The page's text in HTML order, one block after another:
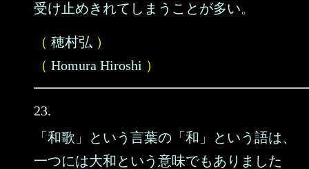
受け止めきれてしまうことが多い。
（ 穂村弘 ）
（ Homura Hiroshi ）
23.
「和歌」という言葉の「和」という語は、
一つには大和という意味でもありました